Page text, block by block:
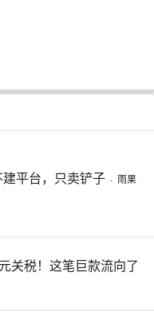
建平台，只卖铲子 · 雨果
关税！这笔巨款流向了